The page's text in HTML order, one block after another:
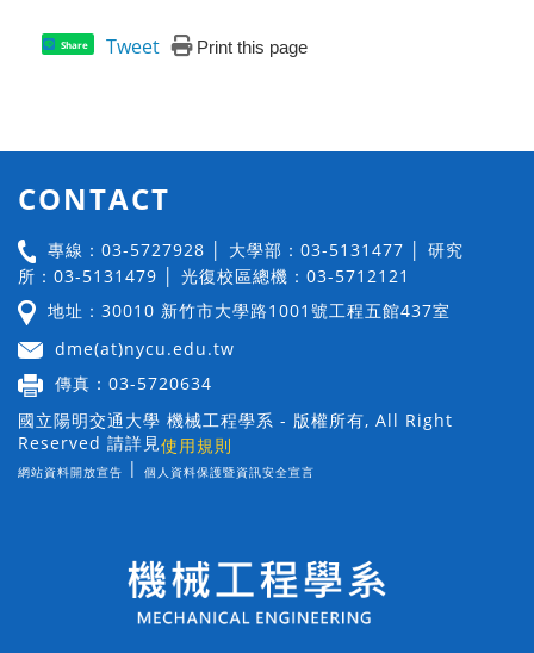
Share Tweet Print this page
CONTACT
專線：03-5727928 │ 大學部：03-5131477 │ 研究
所：03-5131479 │ 光復校區總機：03-5712121
地址：30010 新竹市大學路1001號工程五館437室
dme(at)nycu.edu.tw
傳真：03-5720634
國立陽明交通大學 機械工程學系 - 版權所有, All Right
Reserved 請詳見使用規則
網站資料開放宣告 | 個人資料保護暨資訊安全宣言